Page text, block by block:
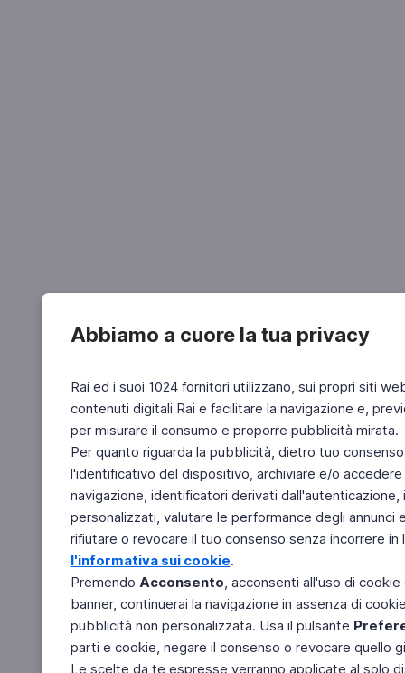
Abbiamo a cuore la tua privacy
Rai ed i suoi 1024 fornitori utilizzano, sui propri siti
contenuti digitali Rai e facilitare la navigazione e,
per misurare il consumo e proporre pubblicità mirata.
Per quanto riguarda la pubblicità, dietro tuo
l'identificativo del dispositivo, archiviare e/o
navigazione, identificatori derivati
personalizzati, valutare le performance degli
rifiutare o revocare il tuo consenso senza incorrere
l'informativa sui cookie.
Premendo Acconsento, acconsenti all'uso di
banner, continuerai la navigazione in assenza di
pubblicità non personalizzata. Usa il pulsante
parti e cookie, negare il consenso o revocare quello
Le scelte da te espresse verranno applicate al solo